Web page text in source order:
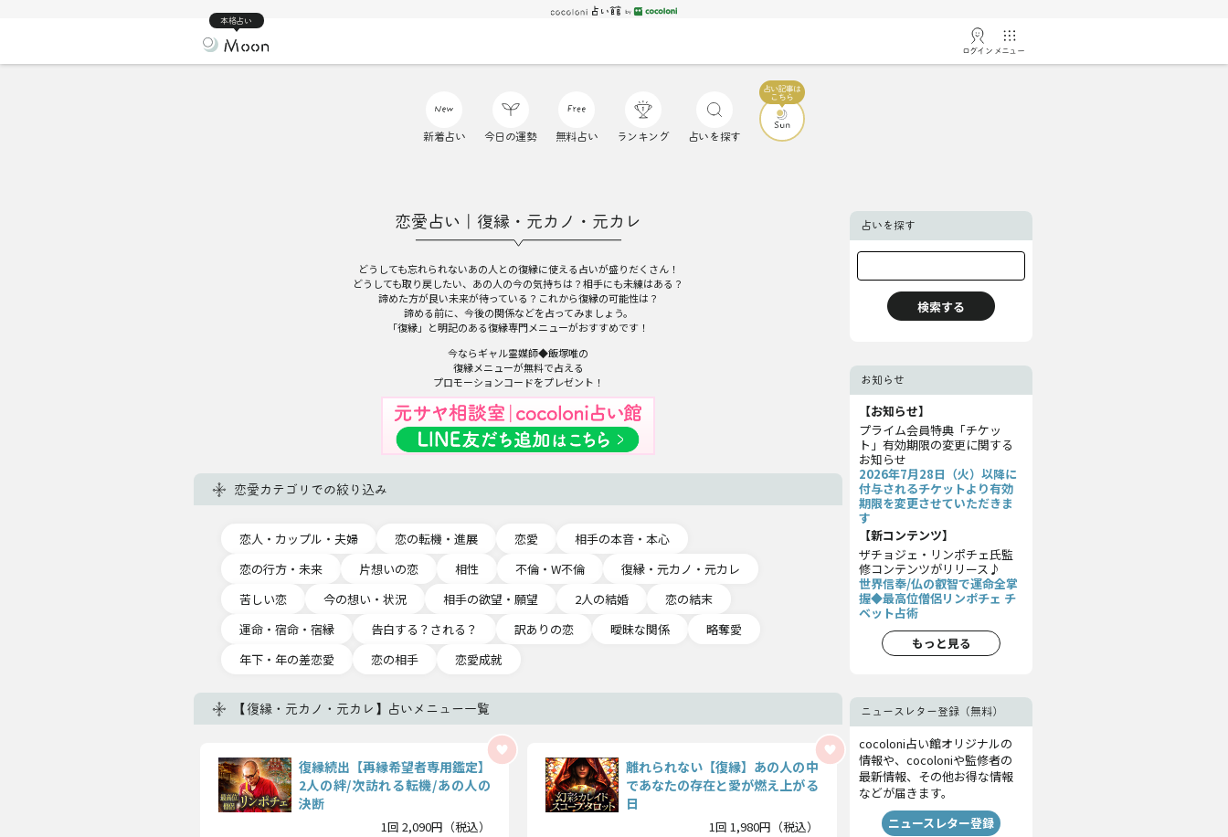
本格占い
ログイン メニュー
新着占い 今日の運勢 無料占い ランキング 占いを探す
恋愛占い｜復縁・元カノ・元カレ
どうしても忘れられないあの人との復縁に使える占いが盛りだくさん！
どうしても取り戻したい、あの人の今の気持ちは？相手にも未練はある？
諦めた方が良い未来が待っている？これから復縁の可能性は？
諦める前に、今後の関係などを占ってみましょう。
「復縁」と明記のある復縁専門メニューがおすすめです！
今ならギャル霊媒師◆飯塚唯の
復縁メニューが無料で占える
プロモーションコードをプレゼント！
恋愛カテゴリでの絞り込み
恋人・カップル・夫婦 恋の転機・進展 恋愛
相手の本音・本心
恋の行方・未来
片想いの恋 相性 不倫・W不倫
復縁・元カノ・元カレ
苦しい恋
今の想い・状況 相手の欲望・願望 2人の結婚
恋の結末
運命・宿命・宿縁
告白する？される？ 訳ありの恋 曖昧な関係
略奪愛
年下・年の差恋愛
恋の相手 恋愛成就
【復縁・元カノ・元カレ】占いメニュー一覧
復縁続出【再縁希望者専用鑑定】
2人の絆/次訪れる転機/あの人の
決断
1回 2,090円（税込）
離れられない【復縁】あの人の中
であなたの存在と愛が燃え上がる
日
1回 1,980円（税込）
占いを探す
お知らせ
【お知らせ】
プライム会員特典「チケッ
ト」有効期限の変更に関する
お知らせ
2026年7月28日（火）以降に
付与されるチケットより有効
期限を変更させていただきま
す
【新コンテンツ】
ザチョジェ・リンポチェ氏監
修コンテンツがリリース♪
世界信奉/仏の叡智で運命全掌
握◆最高位僧侶リンポチェ チ
ベット占術
もっと見る
ニュースレター登録（無料）
cocoloni占い館オリジナルの
情報や、cocoloniや監修者の
最新情報、その他お得な情報
などが届きます。
ニュースレター登録